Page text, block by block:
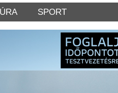
SPORT